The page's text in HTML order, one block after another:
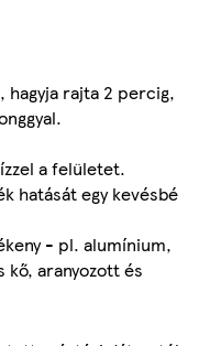
rajta 2 percig,
a felületet.
hatását egy kevésbé
- pl. alumínium,
aranyozott és